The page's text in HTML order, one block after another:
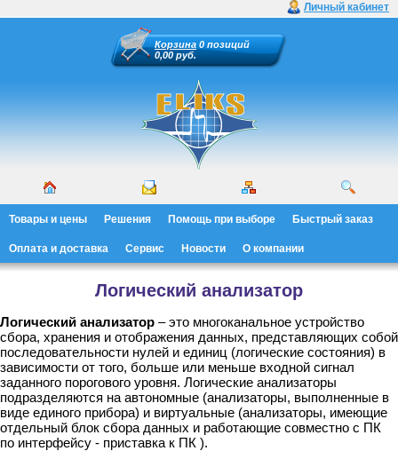
Личный кабинет
Корзина 0 позиций
0,00 руб.
Товары и цены Решения Помощь при выборе Быстрый заказ
Оплата и доставка Сервис Новости О компании
Логический анализатор
Логический анализатор – это многоканальное устройство
сбора, хранения и отображения данных, представляющих собой
последовательности нулей и единиц (логические состояния) в
зависимости от того, больше или меньше входной сигнал
заданного порогового уровня. Логические анализаторы
подразделяются на автономные (анализаторы, выполненные в
виде единого прибора) и виртуальные (анализаторы, имеющие
отдельный блок сбора данных и работающие совместно с ПК
по интерфейсу - приставка к ПК ).